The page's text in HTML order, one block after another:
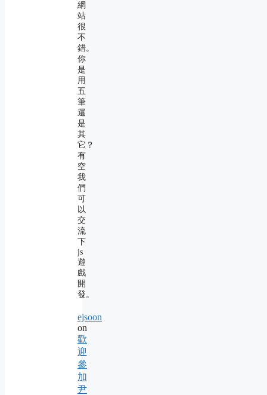
網
站
很
不
錯。
你
是
用
五
筆
還
是
其
它？
有
空
我
們
可
以
交
流
下
js
遊
戲
開
發。
ejsoon
on
歡
迎
參
加
尹